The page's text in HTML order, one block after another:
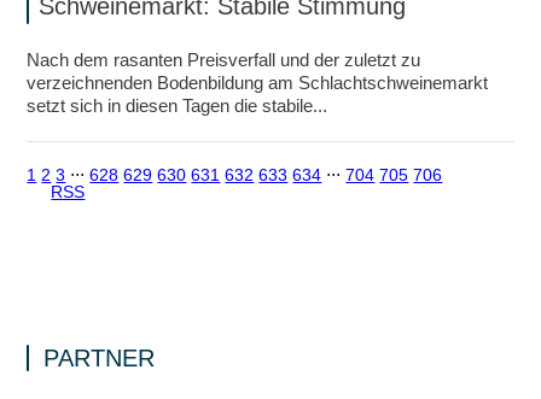
Schweinemarkt: Stabile Stimmung
Nach dem rasanten Preisverfall und der zuletzt zu
verzeichnenden Bodenbildung am Schlachtschweinemarkt
setzt sich in diesen Tagen die stabile...
1 2 3 ⋅⋅⋅628 629 630 631 632 633 634 ⋅⋅⋅704 705 706
RSS
PARTNER